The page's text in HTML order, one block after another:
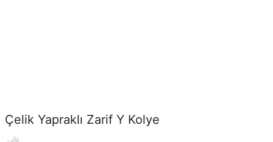
Çelik Yapraklı Zarif Y Kolye